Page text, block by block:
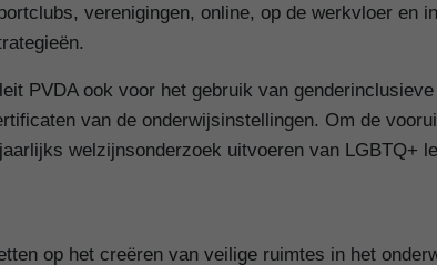
verenigingen, online, op de werkvloer en
PVDA ook voor het gebruik van genderinclusieve
van de onderwijsinstellingen. Om de
welzijnsonderzoek uitvoeren van LGBTQ+
op het creëren van veilige ruimtes in het